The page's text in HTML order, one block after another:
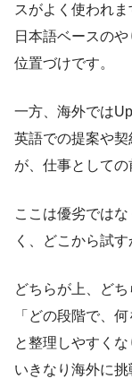
スがよく使われま
日本語ベースの
位置づけです。
一方、海外では
英語での提案や
が、仕事としての
ここは優劣では
く、どこから試す
どちらが上、どち
「どの段階で、
と整理しやすくな
いきなり海外に